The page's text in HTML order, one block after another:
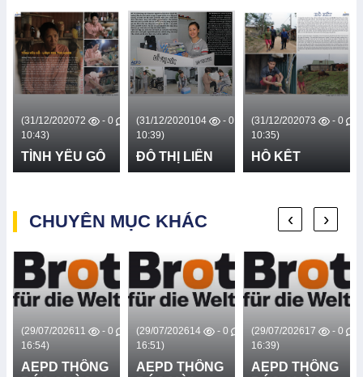
(31/12/2020
10:43)
72 - 0
TÌNH YÊU GỖ
(31/12/2020
10:39)
104 - 0
ĐỖ THỊ LIÊN
(31/12/2020
10:35)
73 - 0
HỒ KẾT
CHUYÊN MỤC KHÁC
(29/07/2026
16:54)
11 - 0
AEPD THÔNG
(29/07/2026
16:51)
14 - 0
AEPD THÔNG
(29/07/2026
16:39)
17 - 0
AEPD THÔNG
‹ ›